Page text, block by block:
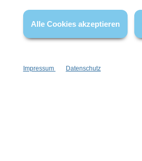
Alle Cookies akzeptieren
Impressum Datenschutz